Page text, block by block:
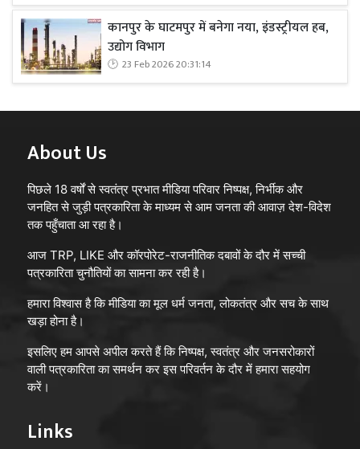
कानपुर के घाटमपुर में बनेगा नया, इंडस्ट्रीयल हब,
उद्योग विभाग
23 Feb 2026 20:31:14
About Us
पिछले 18 वर्षों से स्वतंत्र प्रभात मीडिया परिवार निष्पक्ष, निर्भीक और
जनहित से जुड़ी पत्रकारिता के माध्यम से आम जनता की आवाज़ देश-विदेश
तक पहुँचाता आ रहा है।
आज TRP, LIKE और कॉरपोरेट-राजनीतिक दबावों के दौर में सच्ची
पत्रकारिता चुनौतियों का सामना कर रही है।
हमारा विश्वास है कि मीडिया का मूल धर्म जनता, लोकतंत्र और सच के साथ
खड़ा होना है।
इसलिए हम आपसे अपील करते हैं कि निष्पक्ष, स्वतंत्र और जनसरोकारों
वाली पत्रकारिता का समर्थन कर इस परिवर्तन के दौर में हमारा सहयोग
करें।
Links